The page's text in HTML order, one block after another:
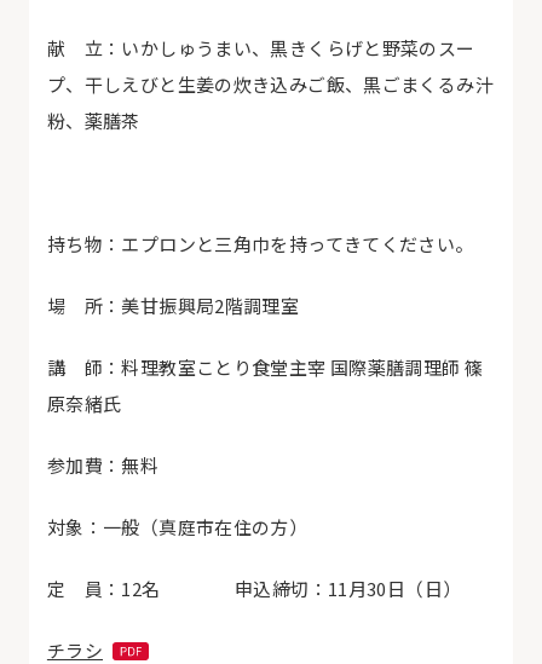
献 立：いかしゅうまい、黒きくらげと野菜のスー
プ、干しえびと生姜の炊き込みご飯、黒ごまくるみ汁
粉、薬膳茶
持ち物：エプロンと三角巾を持ってきてください。
場 所：美甘振興局2階調理室
講 師：料理教室ことり食堂主宰 国際薬膳調理師 篠
原奈緒氏
参加費：無料
対象：一般（真庭市在住の方）
定 員： 12名 申込締切： 11 月30日（日）
チラシ